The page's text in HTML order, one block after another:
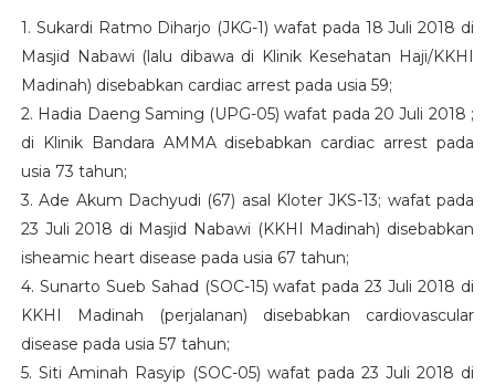
1. Sukardi Ratmo Diharjo (JKG-1) wafat pada 18 Juli 2018 di
Masjid Nabawi (lalu dibawa di Klinik Kesehatan Haji/KKHI
Madinah) disebabkan cardiac arrest pada usia 59;
2. Hadia Daeng Saming (UPG-05) wafat pada 20 Juli 2018 ;
di Klinik Bandara AMMA disebabkan cardiac arrest pada
usia 73 tahun;
3. Ade Akum Dachyudi (67) asal Kloter JKS-13; wafat pada
23 Juli 2018 di Masjid Nabawi (KKHI Madinah) disebabkan
isheamic heart disease pada usia 67 tahun;
4. Sunarto Sueb Sahad (SOC-15) wafat pada 23 Juli 2018 di
KKHI Madinah (perjalanan) disebabkan cardiovascular
disease pada usia 57 tahun;
5. Siti Aminah Rasyip (SOC-05) wafat pada 23 Juli 2018 di